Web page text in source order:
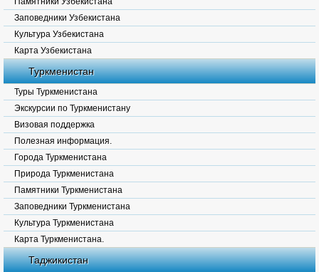
Заповедники Узбекистана
Культура Узбекистана
Карта Узбекистана
Туркменистан
Туры Туркменистана
Экскурсии по Туркменистану
Визовая поддержка
Полезная информация.
Города Туркменистана
Природа Туркменистана
Памятники Туркменистана
Заповедники Туркменистана
Культура Туркменистана
Карта Туркменистана.
Таджикистан